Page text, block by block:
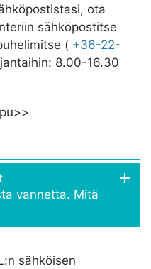
ota
sähköpostitse
( +36-22-
8.00-16.30
vannetta. Mitä
sähköisen